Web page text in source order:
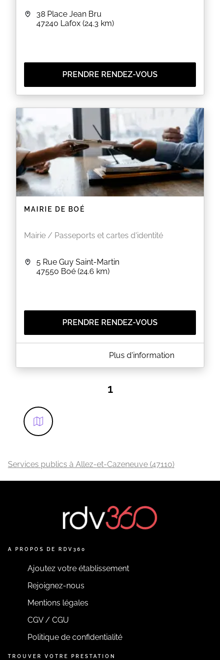
EN SAVOIR PLUS
38 Place Jean Bru
47240 Lafox (24.3 km)
PRENDRE RENDEZ-VOUS
MAIRIE DE BOÉ
Mairie / Passeports et cartes d'identité
5 Rue Guy Saint-Martin
47550 Boé (24.6 km)
PRENDRE RENDEZ-VOUS
A PROPOS DE MAIRIE DE BOÉ
Bienvenue sur la page officielle de prise de rendez-
Plus d'information
1
Services publics à Allez-et-Cazeneuve (47110)
A PROPOS DE RDV360
Ajoutez votre établissement
Rejoignez-nous
Mentions légales
CGV / CGU
Politique de confidentialité
TROUVER VOTRE PRESTATION